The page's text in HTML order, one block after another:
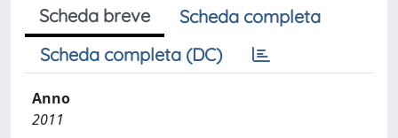
Scheda breve
Scheda completa
Scheda completa (DC)
Anno
2011